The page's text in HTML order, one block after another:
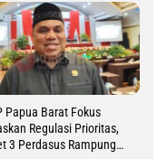
Papua Barat Fokus
Regulasi Prioritas,
3 Perdasus Rampung